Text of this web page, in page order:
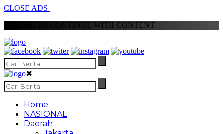
CLOSE ADS
SCROLL TO CONTINUE WITH CONTENT
✖
Home
NASIONAL
Daerah